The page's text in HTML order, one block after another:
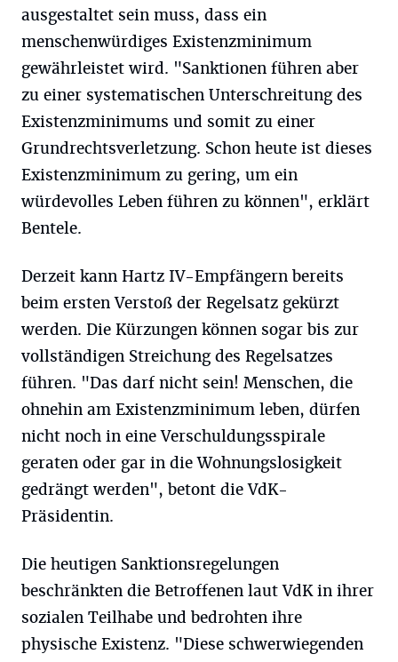
ausgestaltet sein muss, dass ein
menschenwürdiges Existenzminimum
gewährleistet wird. "Sanktionen führen aber
zu einer systematischen Unterschreitung des
Existenzminimums und somit zu einer
Grundrechtsverletzung. Schon heute ist dieses
Existenzminimum zu gering, um ein
würdevolles Leben führen zu können", erklärt
Bentele.
Derzeit kann Hartz IV-Empfängern bereits
beim ersten Verstoß der Regelsatz gekürzt
werden. Die Kürzungen können sogar bis zur
vollständigen Streichung des Regelsatzes
führen. "Das darf nicht sein! Menschen, die
ohnehin am Existenzminimum leben, dürfen
nicht noch in eine Verschuldungsspirale
geraten oder gar in die Wohnungslosigkeit
gedrängt werden", betont die VdK-
Präsidentin.
Die heutigen Sanktionsregelungen
beschränkten die Betroffenen laut VdK in ihrer
sozialen Teilhabe und bedrohten ihre
physische Existenz. "Diese schwerwiegenden